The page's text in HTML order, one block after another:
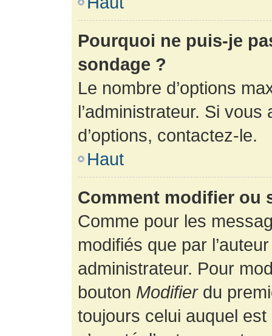
Pourquoi ne puis-je
sondage ?
Le nombre d’options
l’administrateur. Si
d’options, contactez-le.
Haut
Comment modifier ou
Comme pour les
modifiés que par
administrateur. Pour
bouton Modifierdu
toujours celui auquel